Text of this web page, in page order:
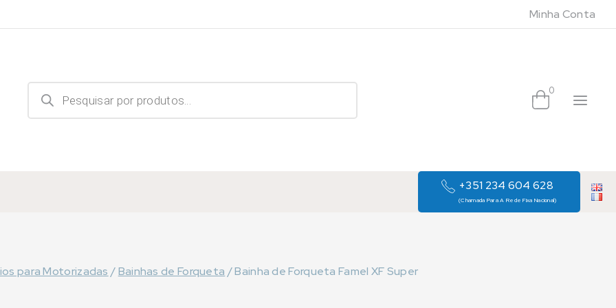
Minha Conta
Products
search 0
+351 234 604 628
(Chamada Para A Rede Fixa Nacional)
para Motorizadas /Bainhas de Forqueta /Bainha de Forqueta Famel XF Super